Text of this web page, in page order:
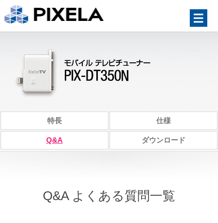
特長 仕様
Q&A ダウンロード
Q&A よくある質問一覧